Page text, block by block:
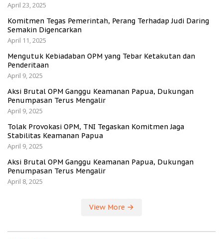
April 23, 2025
Komitmen Tegas Pemerintah, Perang Terhadap Judi Daring
Semakin Digencarkan
April 11, 2025
Mengutuk Kebiadaban OPM yang Tebar Ketakutan dan
Penderitaan
April 9, 2025
Aksi Brutal OPM Ganggu Keamanan Papua, Dukungan
Penumpasan Terus Mengalir
April 9, 2025
Tolak Provokasi OPM, TNI Tegaskan Komitmen Jaga
Stabilitas Keamanan Papua
April 9, 2025
Aksi Brutal OPM Ganggu Keamanan Papua, Dukungan
Penumpasan Terus Mengalir
April 8, 2025
View More